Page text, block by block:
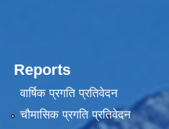
Reports
वार्षिक प्रगति प्रतिवेदन
चौमासिक प्रगति प्रतिवेदन